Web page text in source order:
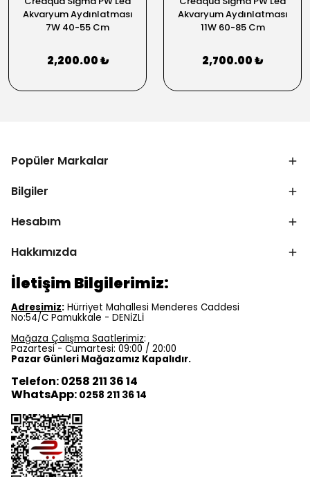
Akvaryum Aydınlatması
7W 40-55 Cm
2,200.00 ₺
Akvaryum Aydınlatması
11W 60-85 Cm
2,700.00 ₺
Popüler Markalar
Bilgiler
Hesabım
Hakkımızda
İletişim Bilgilerimiz:
Adresimiz: Hürriyet Mahallesi Menderes Caddesi
No:54/C Pamukkale - DENİZLİ
Mağaza Çalışma Saatlerimiz:
Pazartesi - Cumartesi: 09:00 / 20:00
Pazar Günleri Mağazamız Kapalıdır.
Telefon: 0258 211 36 14
WhatsApp: 0258 211 36 14